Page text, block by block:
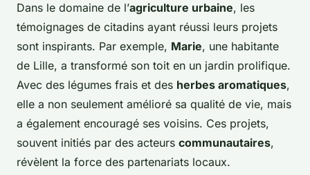
Dans le domaine de l’agriculture urbaine, les
témoignages de citadins ayant réussi leurs projets
sont inspirants. Par exemple, Marie, une habitante
de Lille, a transformé son toit en un jardin prolifique.
Avec des légumes frais et des herbes aromatiques,
elle a non seulement amélioré sa qualité de vie, mais
a également encouragé ses voisins. Ces projets,
souvent initiés par des acteurs communautaires,
révèlent la force des partenariats locaux.